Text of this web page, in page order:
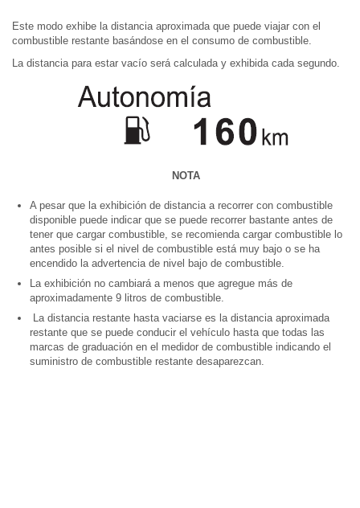
Este modo exhibe la distancia aproximada que puede viajar con el
combustible restante basándose en el consumo de combustible.
La distancia para estar vacío será calculada y exhibida cada segundo.
NOTA
A pesar que la exhibición de distancia a recorrer con combustible
disponible puede indicar que se puede recorrer bastante antes de
tener que cargar combustible, se recomienda cargar combustible lo
antes posible si el nivel de combustible está muy bajo o se ha
encendido la advertencia de nivel bajo de combustible.
La exhibición no cambiará a menos que agregue más de
aproximadamente 9 litros de combustible.
La distancia restante hasta vaciarse es la distancia aproximada
restante que se puede conducir el vehículo hasta que todas las
marcas de graduación en el medidor de combustible indicando el
suministro de combustible restante desaparezcan.